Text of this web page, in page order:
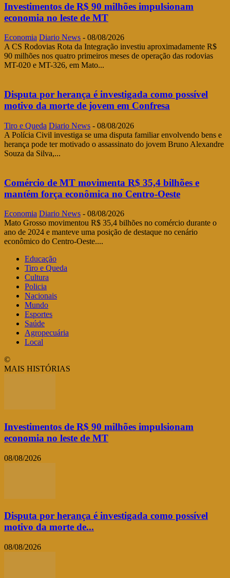
Investimentos de R$ 90 milhões impulsionam
economia no leste de MT
Economia Diario News - 08/08/2026
A CS Rodovias Rota da Integração investiu aproximadamente R$
90 milhões nos quatro primeiros meses de operação das rodovias
MT-020 e MT-326, em Mato...
Disputa por herança é investigada como possível
motivo da morte de jovem em Confresa
Tiro e Queda Diario News - 08/08/2026
A Polícia Civil investiga se uma disputa familiar envolvendo bens e
herança pode ter motivado o assassinato do jovem Bruno Alexandre
Souza da Silva,...
Comércio de MT movimenta R$ 35,4 bilhões e
mantém força econômica no Centro-Oeste
Economia Diario News - 08/08/2026
Mato Grosso movimentou R$ 35,4 bilhões no comércio durante o
ano de 2024 e manteve uma posição de destaque no cenário
econômico do Centro-Oeste....
Educação
Tiro e Queda
Cultura
Policia
Nacionais
Mundo
Esportes
Saúde
Agropecuária
Local
©
MAIS HISTÓRIAS
Investimentos de R$ 90 milhões impulsionam
economia no leste de MT
08/08/2026
Disputa por herança é investigada como possível
motivo da morte de...
08/08/2026